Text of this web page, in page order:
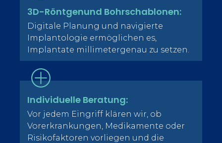
3D-Röntgenund Bohrschablonen:
Digitale Planung und navigierte
Implantologie ermöglichen es,
Implantate millimetergenau zu setzen.
Individuelle Beratung:
Vor jedem Eingriff klären wir, ob
Vorerkrankungen, Medikamente oder
Risikofaktoren vorliegen und die